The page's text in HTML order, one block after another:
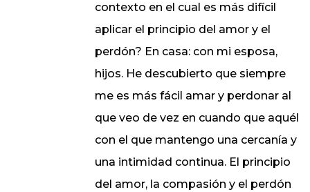
contexto en el cual es más difícil
aplicar el principio del amor y el
perdón? En casa: con mi esposa,
hijos. He descubierto que siempre
me es más fácil amar y perdonar al
que veo de vez en cuando que aquél
con el que mantengo una cercanía y
una intimidad continua. El principio
del amor, la compasión y el perdón